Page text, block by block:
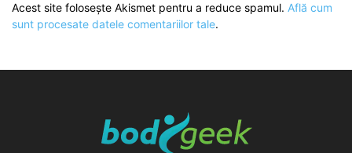
Acest site folosește Akismet pentru a reduce spamul. Află cum
sunt procesate datele comentariilor tale.